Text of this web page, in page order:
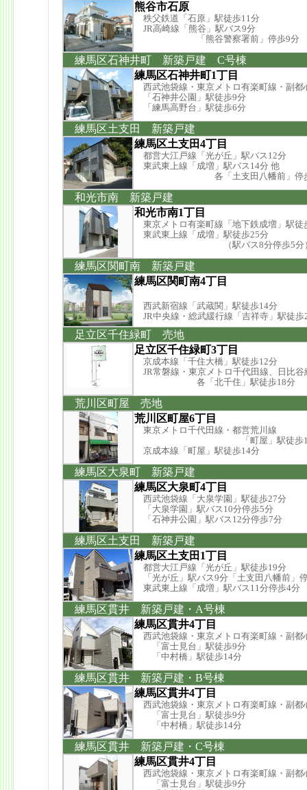
熊谷市石原
秩父鉄道「石原」駅徒歩11分
JR高崎線「熊谷」駅バス9分
「熊谷警察署前」停歩9分
練馬区石神井町 新築戸建 C号棟
練馬区石神井町1丁目
西武池袋線・東京メトロ有楽町線・副都
「石神井公園」駅徒歩9分
「練馬高野台」駅徒歩6分
練馬区土支田 新築戸建
練馬区土支田4丁目
都営大江戸線「光が丘」駅バス12分
東武東上線「成増」駅バス14分 他
各「土支田八幡前」停歩
和光市南 新築戸建
和光市南1丁目
東京メトロ有楽町線「地下鉄成増」駅徒
東武東上線「成増」駅徒歩25分
（駅バス8分停歩5分
練馬区関町南 新築戸建
練馬区関町南4丁目
西武新宿線「武蔵関」駅徒歩14分
JR中央線・総武緩行線「吉祥寺」駅徒歩
足立区千住緑町 売地
足立区千住緑町3丁目
京成本線「千住大橋」駅徒歩12分
JR常磐線・東京メトロ千代田線、日比谷
各「北千住」駅徒歩18分
荒川区町屋 売地
荒川区町屋6丁目
東京メトロ千代田線・都営荒川線
「町屋」駅徒歩13
京成本線「町屋」駅徒歩14分
練馬区大泉町 新築戸建
練馬区大泉町4丁目
西武池袋線「大泉学園」駅徒歩27分
「大泉学園」駅バス10分停歩5分
「石神井公園」駅バス12分停歩7分
練馬区土支田 新築戸建
練馬区土支田1丁目
都営大江戸線「光が丘」駅徒歩19分
「光が丘」駅バス9分「土支田八幡前」
東武東上線「成増」駅バス11分停歩4分
練馬区貫井 新築戸建・A号棟
練馬区貫井4丁目
西武池袋線・東京メトロ有楽町線・副都
「富士見台」駅徒歩9分
「中村橋」駅徒歩14分
練馬区貫井 新築戸建・B号棟
練馬区貫井4丁目
西武池袋線・東京メトロ有楽町線・副都
「富士見台」駅徒歩9分
「中村橋」駅徒歩14分
練馬区貫井 新築戸建・C号棟
練馬区貫井4丁目
西武池袋線・東京メトロ有楽町線・副都
「富士見台」駅徒歩9分